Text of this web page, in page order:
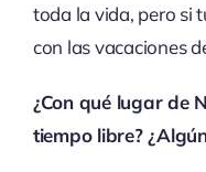
toda la vida, pero si
con las vacaciones
¿Con qué lugar de
tiempo libre?